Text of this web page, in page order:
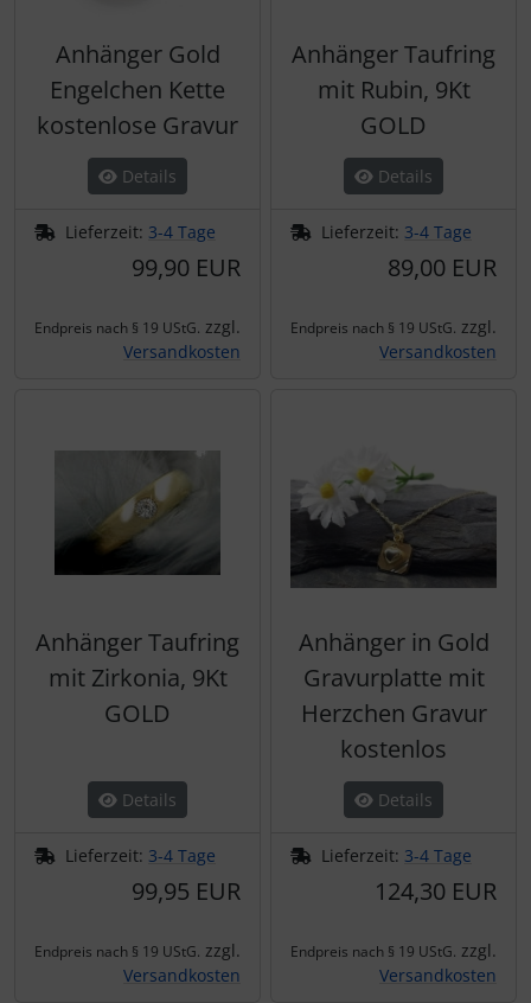
Anhänger Gold
Engelchen Kette
kostenlose Gravur
Details
Lieferzeit: 3-4 Tage
99,90 EUR
Endpreis nach § 19 UStG. zzgl.
Versandkosten
Anhänger Taufring
mit Rubin, 9Kt
GOLD
Details
Lieferzeit: 3-4 Tage
89,00 EUR
Endpreis nach § 19 UStG. zzgl.
Versandkosten
Anhänger Taufring
mit Zirkonia, 9Kt
GOLD
Details
Lieferzeit: 3-4 Tage
99,95 EUR
Endpreis nach § 19 UStG. zzgl.
Versandkosten
Anhänger in Gold
Gravurplatte mit
Herzchen Gravur
kostenlos
Details
Lieferzeit: 3-4 Tage
124,30 EUR
Endpreis nach § 19 UStG. zzgl.
Versandkosten